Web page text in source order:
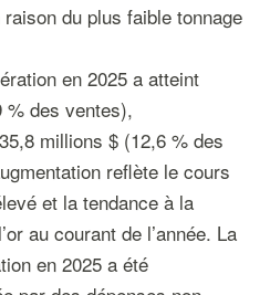
du plus faible tonnage
en 2025 a atteint
% des ventes),
millions $ (12,6 % des
reflète le cours
et la tendance à la
au courant de l’année. La
en 2025 a été